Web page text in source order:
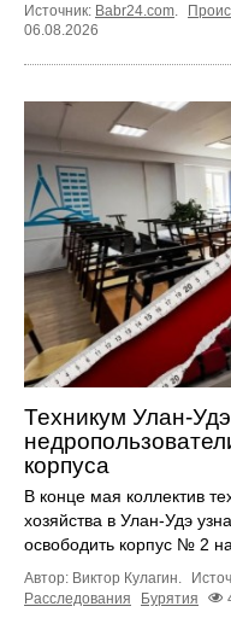
Источник: Babr24.com.
06.08.2026
Техникум Улан-
корпуса
В конце мая коллектив
хозяйства в Улан-Удэ
освободить корпус № 2 на
Автор: Виктор Кулагин.
Расследования
Бурятия